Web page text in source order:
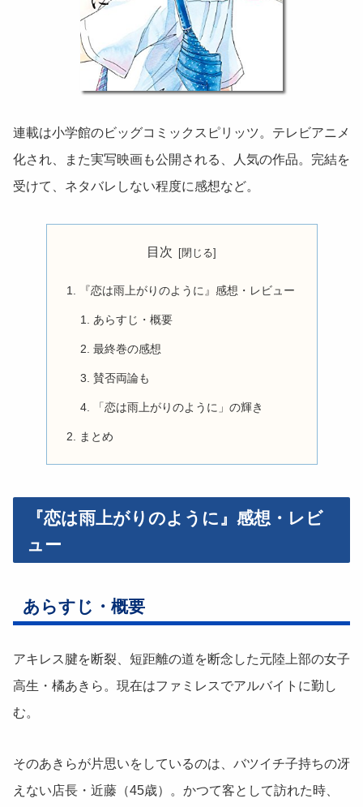
連載は小学館のビッグコミックスピリッツ。テレビアニメ
化され、また実写映画も公開される、人気の作品。完結を
受けて、ネタバレしない程度に感想など。
目次
『恋は雨上がりのように』感想・レビュー
あらすじ・概要
最終巻の感想
賛否両論も
「恋は雨上がりのように」の輝き
まとめ
『恋は雨上がりのように』感想・レビ
ュー
あらすじ・概要
アキレス腱を断裂、短距離の道を断念した元陸上部の女子
高生・橘あきら。現在はファミレスでアルバイトに勤し
む。
そのあきらが片思いをしているのは、バツイチ子持ちの冴
えない店長・近藤（45歳）。かつて客として訪れた時、